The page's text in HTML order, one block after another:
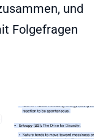
und
Folgefragen